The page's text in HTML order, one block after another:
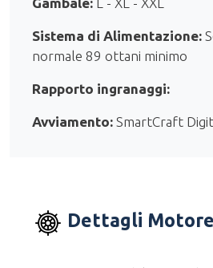
Sistema di Alimentazione:
normale 89 ottani minimo
Rapporto ingranaggi:
Avviamento: SmartCraft
Dettagli Motore